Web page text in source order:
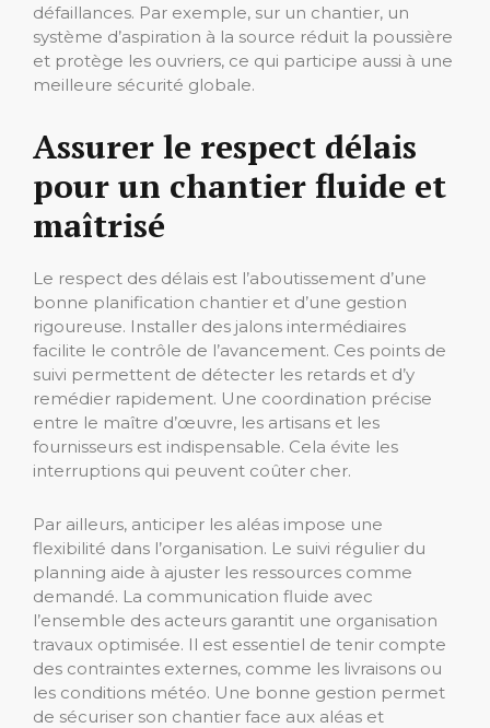
défaillances. Par exemple, sur un chantier, un
système d’aspiration à la source réduit la poussière
et protège les ouvriers, ce qui participe aussi à une
meilleure sécurité globale.
Assurer le respect délais
pour un chantier fluide et
maîtrisé
Le respect des délais est l’aboutissement d’une
bonne planification chantier et d’une gestion
rigoureuse. Installer des jalons intermédiaires
facilite le contrôle de l’avancement. Ces points de
suivi permettent de détecter les retards et d’y
remédier rapidement. Une coordination précise
entre le maître d’œuvre, les artisans et les
fournisseurs est indispensable. Cela évite les
interruptions qui peuvent coûter cher.
Par ailleurs, anticiper les aléas impose une
flexibilité dans l’organisation. Le suivi régulier du
planning aide à ajuster les ressources comme
demandé. La communication fluide avec
l’ensemble des acteurs garantit une organisation
travaux optimisée. Il est essentiel de tenir compte
des contraintes externes, comme les livraisons ou
les conditions météo. Une bonne gestion permet
de sécuriser son chantier face aux aléas et